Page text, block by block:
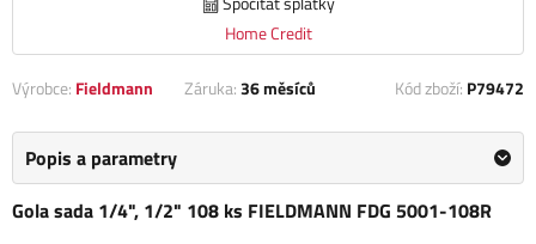
Home Credit
Výrobce: Fieldmann Záruka:36 měsíců Kód zboží: P79472
Popis a parametry
Gola sada 1/4", 1/2" 108 ks FIELDMANN FDG 5001-108R